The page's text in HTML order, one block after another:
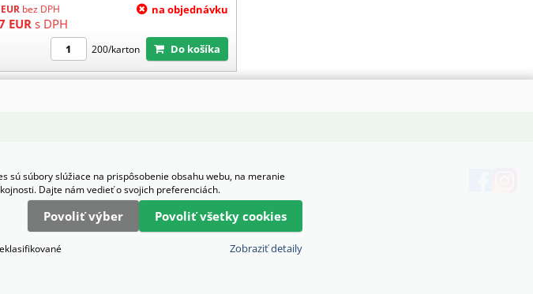
EUR bez DPH
EUR s DPH
na objednávku
200/karton Do košíka
sú súbory slúžiace na prispôsobenie obsahu webu, na meranie
Dajte nám vedieť o svojich preferenciách.
Povoliť výber Povoliť všetky cookies
Zobraziť detaily